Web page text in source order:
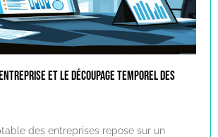
et le découpage temporel des
des entreprises repose sur un